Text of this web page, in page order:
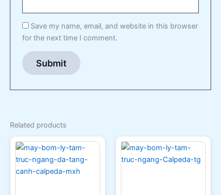
Save my name, email, and website in this browser
for the next time I comment.
Related products